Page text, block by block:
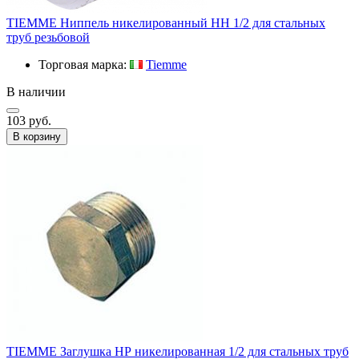
TIEMME Ниппель никелированный HH 1/2 для стальных
труб резьбовой
Торговая марка:
Tiemme
В наличии
103 руб.
В корзину
TIEMME Заглушка НР никелированная 1/2 для стальных труб